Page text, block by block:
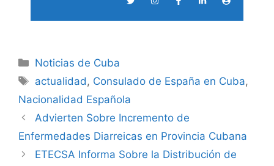
Categories
Noticias de Cuba
Tags
actualidad, Consulado de España en Cuba,
Nacionalidad Española
Advierten Sobre Incremento de
Enfermedades Diarreicas en Provincia Cubana
ETECSA Informa Sobre la Distribución de